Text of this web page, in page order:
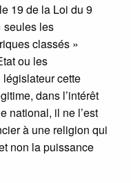
19 de la Loi du 9
seules les
classés »
ou les
cette
dans l’intérêt
national, il ne l’est
à une religion qui
non la puissance